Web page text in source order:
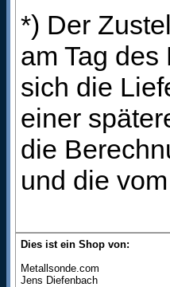
*) Der
am Tag
sich die
einer
die
und die
Dies ist ein Shop von:
Metallsonde.com
Jens Diefenbach